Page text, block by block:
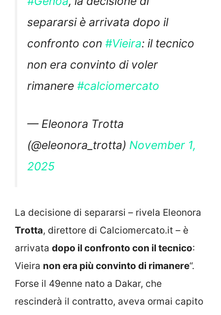
separarsi è arrivata dopo il
confronto con #Vieira: il tecnico
non era convinto di voler
rimanere #calciomercato
— Eleonora Trotta
(@eleonora_trotta) November 1,
2025
La decisione di separarsi – rivela Eleonora
Trotta, direttore di Calciomercato.it – è
arrivata dopo il confronto con il tecnico:
Vieira non era più convinto di rimanere“.
Forse il 49enne nato a Dakar, che
rescinderà il contratto, aveva ormai capito